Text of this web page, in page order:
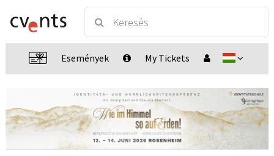
Események My Tickets